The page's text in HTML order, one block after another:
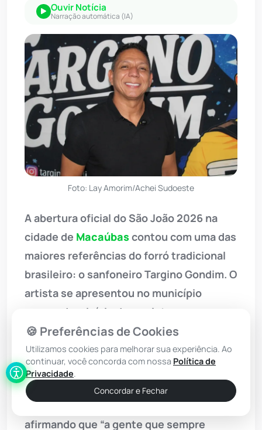
Ouvir Notícia
Narração automática (IA)
Foto: Lay Amorim/Achei Sudoeste
A abertura oficial do São João 2026 na
cidade de Macaúbas contou com uma das
maiores referências do forró tradicional
brasileiro: o sanfoneiro Targino Gondim. O
artista se apresentou no município
marcando o início de sua intensa
maratona junina, embalada pelo clima
típico da época. Em entrevista ao site
Achei Sudoeste e ao Programa Achei
Sudoeste no Ar, o cantor celebrou o
reencontro com o público baiano,
afirmando que “a gente que sempre
🍪 Preferências de Cookies
Utilizamos cookies para melhorar sua experiência. Ao
continuar, você concorda com nossa Política de
Privacidade.
Concordar e Fechar